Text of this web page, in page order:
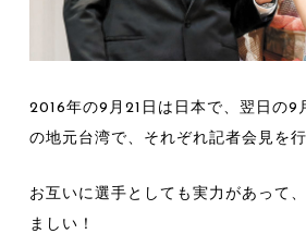
2016年の9月21日は日本で、翌日の9
の地元台湾で、それぞれ記者会見を
お互いに選手としても実力があって
ましい！